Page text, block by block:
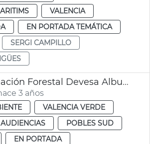
VALENCIA
EN PORTADA TEMÁTICA
SERGI CAMPILLO
Plan Ordenación Forestal Devesa Albufera
3 años
VALENCIA VERDE
POBLES SUD
EN PORTADA